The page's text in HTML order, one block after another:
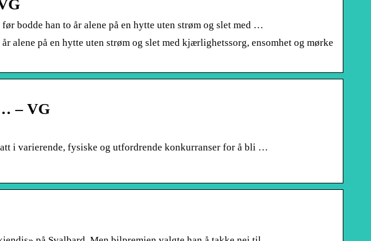
bodde han to år alene på en hytte uten strøm og slet med …
alene på en hytte uten strøm og slet med kjærlighetssorg, ensomhet og mørke
– VG
i varierende, fysiske og utfordrende konkurranser for å bli …